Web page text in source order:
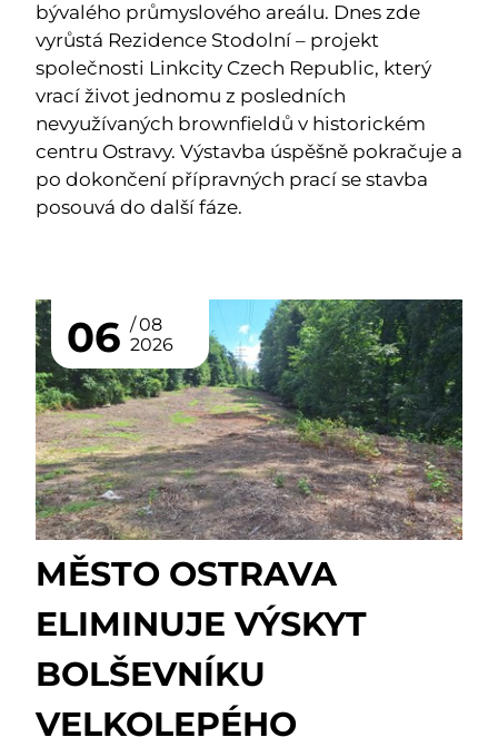
bývalého průmyslového areálu. Dnes zde
vyrůstá Rezidence Stodolní – projekt
společnosti Linkcity Czech Republic, který
vrací život jednomu z posledních
nevyužívaných brownfieldů v historickém
centru Ostravy. Výstavba úspěšně pokračuje a
po dokončení přípravných prací se stavba
posouvá do další fáze.
06
08
2026
MĚSTO OSTRAVA
ELIMINUJE VÝSKYT
BOLŠEVNÍKU
VELKOLEPÉHO